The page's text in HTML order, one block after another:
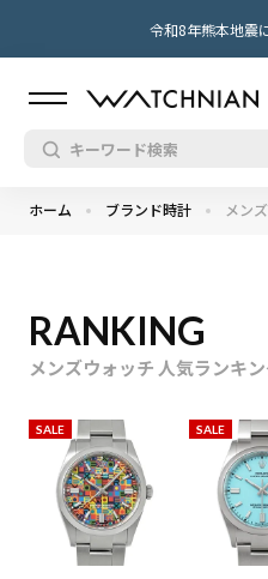
令和8年熊本地震
ホーム ブランド時計 メン
RANKING
メンズウォッチ 人気ランキ
SALE SALE